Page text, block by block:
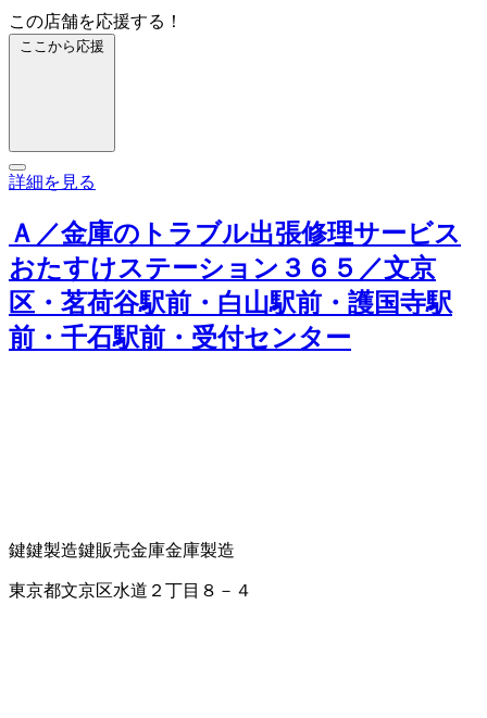
この店舗を応援する！
ここから応援
詳細を見る
Ａ／金庫のトラブル出張修理サービス
おたすけステーション３６５／文京
区・茗荷谷駅前・白山駅前・護国寺駅
前・千石駅前・受付センター
鍵鍵製造鍵販売金庫金庫製造
東京都文京区水道２丁目８－４